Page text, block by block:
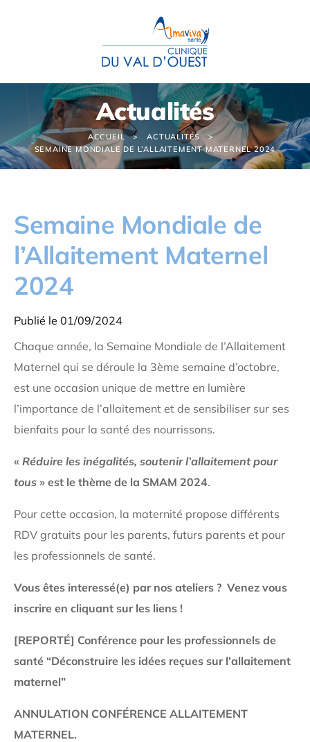
Actualités
ACCUEIL
ACTUALITÉS
SEMAINE MONDIALE DE L’ALLAITEMENT MATERNEL 2024
Semaine Mondiale de
l’Allaitement Maternel
2024
Publié le 01/09/2024
Chaque année, la Semaine Mondiale de l’Allaitement
Maternel qui se déroule la 3ème semaine d’octobre,
est une occasion unique de mettre en lumière
l’importance de l’allaitement et de sensibiliser sur ses
bienfaits pour la santé des nourrissons.
« Réduire les inégalités, soutenir l’allaitement pour
tous » est le thème de la SMAM 2024.
Pour cette occasion, la maternité propose différents
RDV gratuits pour les parents, futurs parents et pour
les professionnels de santé.
Vous êtes interessé(e) par nos ateliers ? Venez vous
inscrire en cliquant sur les liens !
[REPORTÉ] Conférence pour les professionnels de
santé “Déconstruire les idées reçues sur l’allaitement
maternel”
ANNULATION CONFÉRENCE ALLAITEMENT
MATERNEL.